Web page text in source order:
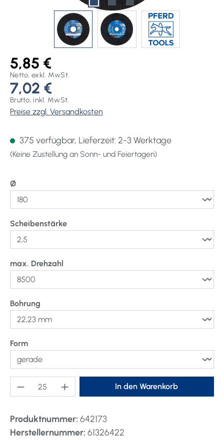
5,85 €
Netto, exkl. MwSt.
7,02 €
Brutto, inkl. MwSt.
Preise zzgl. Versandkosten
375 verfügbar, Lieferzeit: 2-3 Werktage
(Keine Zustellung an Sonn- und Feiertagen)
Øauswählen
Scheibenstärkeauswählen
max. Drehzahl
Bohrung
Formauswählen
Produkt Anzahl: Gib den gewünschten
In den Warenkorb
Produktnummer: 642173
Herstellernummer: 61326422